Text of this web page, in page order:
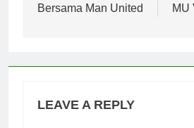
Bersama Man United MU
LEAVE A REPLY